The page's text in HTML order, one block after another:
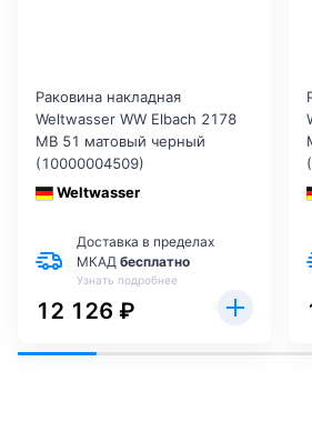
Раковина накладная
Weltwasser WW Elbach 2178
MB 51 матовый черный
(10000004509)
Weltwasser
Доставка в пределах
МКАД бесплатно
Узнать подробнее
12 126 ₽